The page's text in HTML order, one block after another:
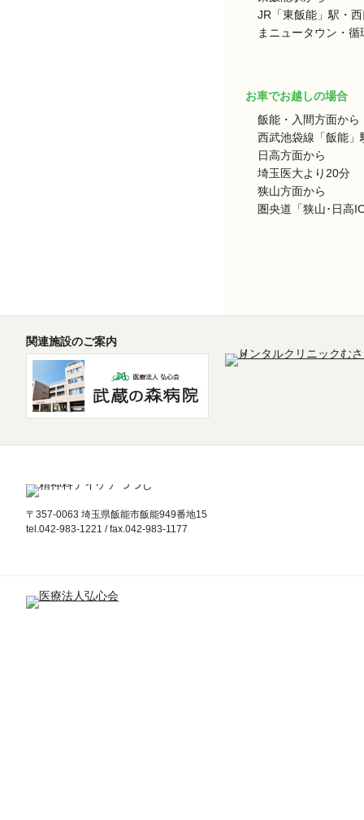
JR「東飯能」駅・
まニュータウン・
お車でお越しの場合
飯能・入間方面から
西武池袋線「飯能
日高方面から
埼玉医大より20分
狭山方面から
圏央道「狭山･日高
関連施設のご案内
〒357-0063 埼玉県飯能市飯能949番地15
tel.042-983-1221 / fax.042-983-1177